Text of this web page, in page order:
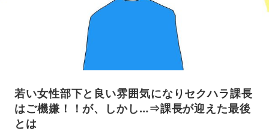
若い女性部下と良い雰囲気になりセクハラ課長
はご機嫌！！が、しかし…⇒課長が迎えた最後
とは